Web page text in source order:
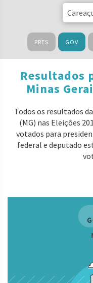
PRES GOV
Resultados
Minas
Todos os resultados
(MG) nas Eleições
votados para
federal e deputado